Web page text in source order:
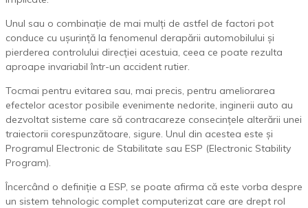
Unul sau o combinație de mai mulți de astfel de factori pot
conduce cu ușurință la fenomenul derapării automobilului și
pierderea controlului direcției acestuia, ceea ce poate rezulta
aproape invariabil într-un accident rutier.
Tocmai pentru evitarea sau, mai precis, pentru ameliorarea
efectelor acestor posibile evenimente nedorite, inginerii auto au
dezvoltat sisteme care să contracareze consecințele alterării unei
traiectorii corespunzătoare, sigure. Unul din acestea este și
Programul Electronic de Stabilitate sau ESP (Electronic Stability
Program).
Încercând o definiție a ESP, se poate afirma că este vorba despre
un sistem tehnologic complet computerizat care are drept rol